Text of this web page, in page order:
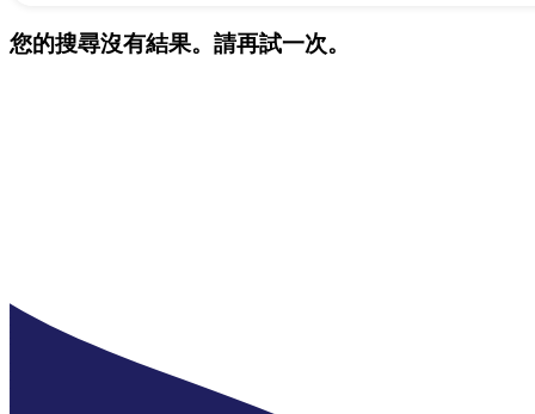
您的搜尋沒有結果。請再試一次。